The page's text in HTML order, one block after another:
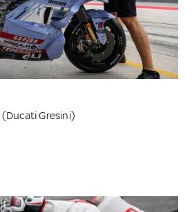
(Ducati Gresini)